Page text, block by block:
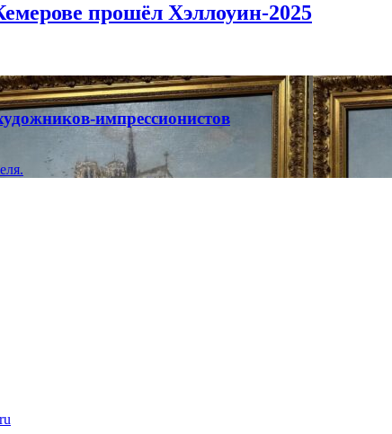
прошёл Хэллоуин-2025
импрессионистов